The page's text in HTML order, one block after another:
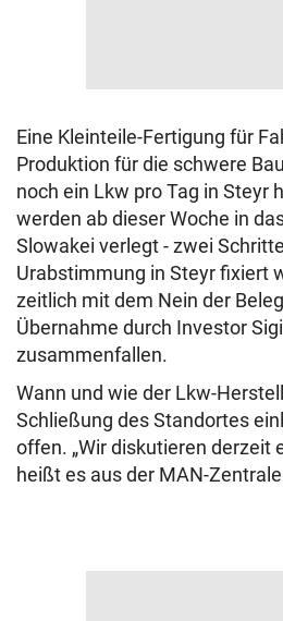
Eine Kleinteile-Fertigung für
Produktion für die schwere
noch ein Lkw pro Tag in Steyr
werden ab dieser Woche in
Slowakei verlegt - zwei
Urabstimmung in Steyr fixiert
zeitlich mit dem Nein der
Übernahme durch Investor
zusammenfallen.
Wann und wie der Lkw-
Schließung des Standortes
offen. „Wir diskutieren derzeit
heißt es aus der MAN-